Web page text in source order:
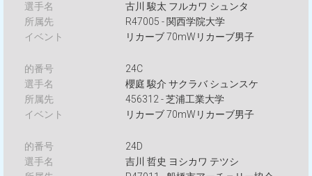
古川 駿太 フルカワ シュンタ
R47005 - 関西学院大学
リカーブ 70mWリカーブ男子
24C
櫻庭 駿介 サクラバ シュンスケ
456312 - 芝浦工業大学
リカーブ 70mWリカーブ男子
24D
吉川 哲史 ヨシカワ テツシ